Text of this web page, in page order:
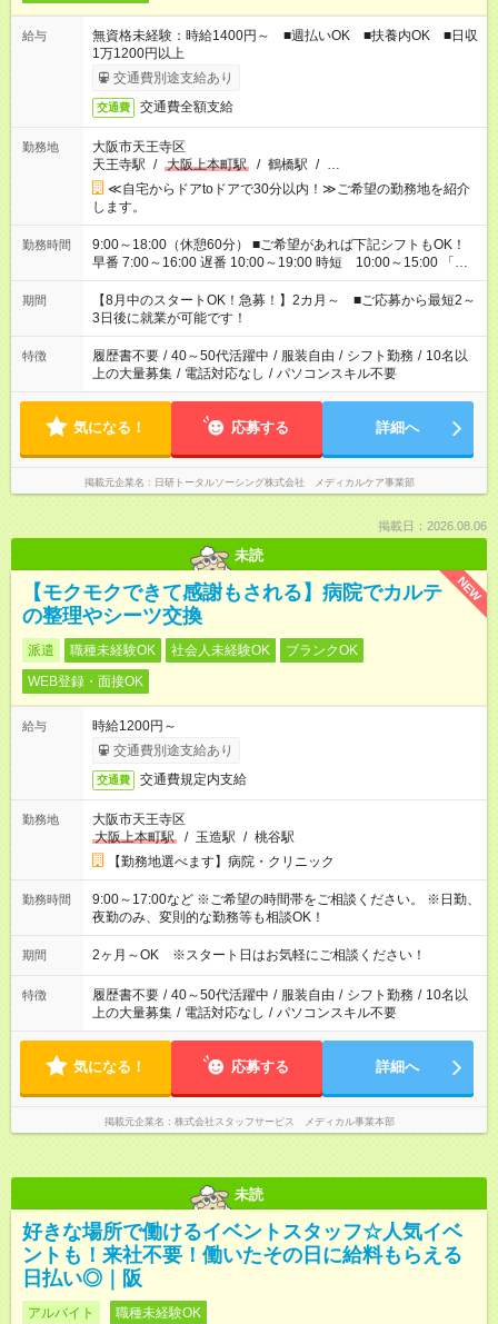
給与
無資格未経験：時給1400円～ ■週払いOK ■扶養内OK ■日収
1万1200円以上
交通費別途支給あり
交通費 交通費全額支給
勤務地
大阪市天王寺区
天王寺駅 / 大阪上本町駅 / 鶴橋駅 / …
≪自宅からドアtoドアで30分以内！≫ご希望の勤務地を紹介
します。
勤務時間
9:00～18:00（休憩60分） ■ご希望があれば下記シフトもOK！
早番 7:00～16:00 遅番 10:00～19:00 時短 10:00～15:00 「家
族と休みを合わせたい」 「余裕を持って夕飯の準備がしたい」
「できれば残業はしたくない」 など、ご希望を教えてください
ね。 ※Wワーク希望の方へ 今ご覧のお仕事で希望する勤務時間
と、もう1つのお仕事の勤務時間。 合計で週40時間を超える場
合は応募できません。
期間
【8月中のスタートOK！急募！】2カ月～ ■ご応募から最短2～
3日後に就業が可能です！
特徴 履歴書不要 / 40～50代活躍中 / 服装自由 / シフト勤務 / 10名以
上の大量募集 / 電話対応なし / パソコンスキル不要
気になる！ 応募する 詳細へ
掲載元企業名 日研トータルソーシング株式会社 メディカルケア事業部
掲載日：2026.08.06
未読
NEW
【モクモクできて感謝もされる】病院でカルテ
の整理やシーツ交換
派遣 職種未経験OK 社会人未経験OK
ブランクOK
WEB登録・面接OK
給与
時給1200円～
交通費別途支給あり
交通費 交通費規定内支給
勤務地
大阪市天王寺区
大阪上本町駅
/ 玉造駅 / 桃谷駅
【勤務地選べます】病院・クリニック
勤務時間
9:00～17:00など ※ご希望の時間帯をご相談ください。 ※日勤、
夜勤のみ、変則的な勤務等も相談OK！
期間 2ヶ月～OK ※スタート日はお気軽にご相談ください！
特徴 履歴書不要 / 40～50代活躍中 / 服装自由 / シフト勤務 / 10名以
上の大量募集 / 電話対応なし / パソコンスキル不要
気になる！ 応募する 詳細へ
掲載元企業名 株式会社スタッフサービス メディカル事業本部
未読
好きな場所で働けるイベントスタッフ☆人気イベ
ントも！来社不要！働いたその日に給料もらえる
日払い◎｜阪
アルバイト 職種未経験OK